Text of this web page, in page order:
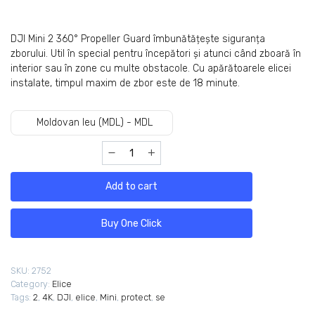
DJI Mini 2 360° Propeller Guard îmbunătățește siguranța
zborului. Util în special pentru începători și atunci când zboară în
interior sau în zone cu multe obstacole. Cu apărătoarele elicei
instalate, timpul maxim de zbor este de 18 minute.
Moldovan leu (MDL) - MDL
Add to cart
Buy One Click
SKU: 2752
Category: Elice
Tags: 2, 4K, DJI, elice, Mini, protect, se